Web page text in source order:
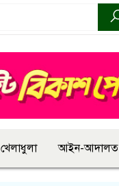
খেলাধুলা আইন-আদালত